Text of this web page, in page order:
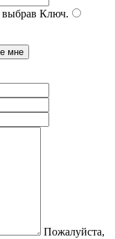
Ключ.
Пожалуйста,